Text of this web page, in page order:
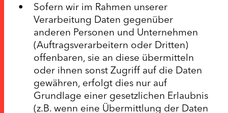
Sofern wir im Rahmen unserer
Verarbeitung Daten gegenüber
anderen Personen und Unternehmen
(Auftragsverarbeitern oder Dritten)
offenbaren, sie an diese übermitteln
oder ihnen sonst Zugriff auf die Daten
gewähren, erfolgt dies nur auf
Grundlage einer gesetzlichen Erlaubnis
(z.B. wenn eine Übermittlung der Daten